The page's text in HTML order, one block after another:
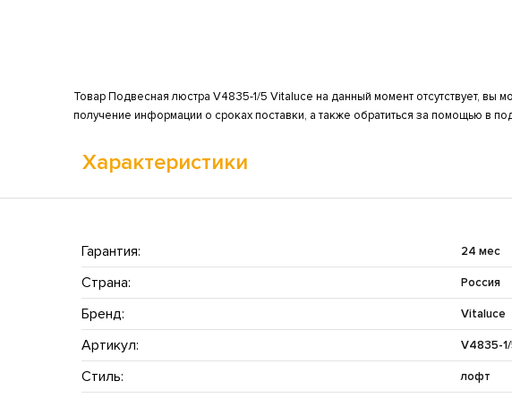
Товар Подвесная люстра V4835-1/5 Vitaluce на данный момент отсутствует, вы
получение информации о сроках поставки, а также обратиться за помощью в
Характеристики
Гарантия: 24 мес
Страна: Россия
Бренд: Vitaluce
Артикул: V4835-
Стиль: лофт